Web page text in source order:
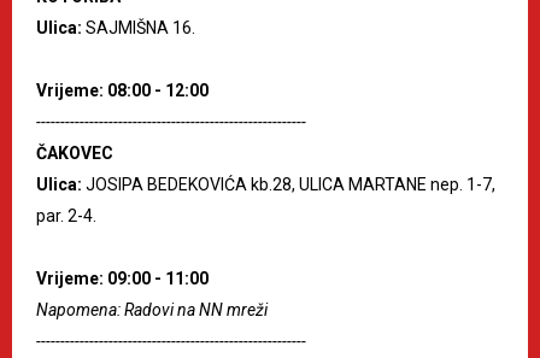
Ulica: SAJMIŠNA 16.
Vrijeme: 08:00 - 12:00
--------------------------------------------------------
ČAKOVEC
Ulica: JOSIPA BEDEKOVIĆA kb.28, ULICA MARTANE nep. 1-7,
par. 2-4.
Vrijeme: 09:00 - 11:00
Napomena: Radovi na NN mreži
--------------------------------------------------------